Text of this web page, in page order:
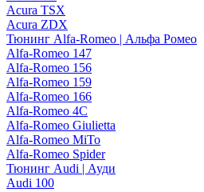
Acura TSX
Acura ZDX
Тюнинг Alfa-Romeo | Альфа Ромео
Alfa-Romeo 147
Alfa-Romeo 156
Alfa-Romeo 159
Alfa-Romeo 166
Alfa-Romeo 4C
Alfa-Romeo Giulietta
Alfa-Romeo MiTo
Alfa-Romeo Spider
Тюнинг Audi | Ауди
Audi 100